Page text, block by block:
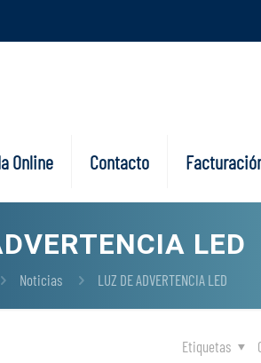
Online Contacto
LED
Noticias LUZ DE ADVERTENCIA LED
Etiquetas